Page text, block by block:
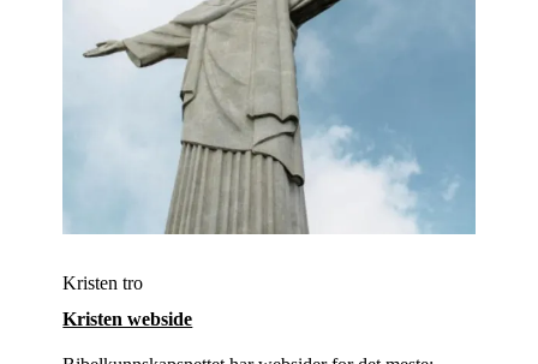
Kristen tro
Kristen webside